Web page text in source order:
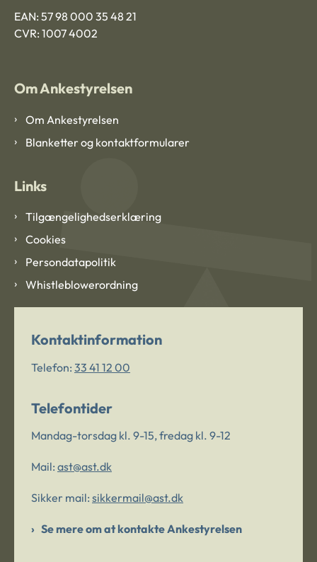
EAN: 57 98 000 35 48 21
CVR: 1007 4002
Om Ankestyrelsen
Om Ankestyrelsen
Blanketter og kontaktformularer
Links
Tilgængelighedserklæring
Cookies
Persondatapolitik
Whistleblowerordning
Kontaktinformation
Telefon: 33 41 12 00
Telefontider
Mandag-torsdag kl. 9-15, fredag kl. 9-12
Mail: ast@ast.dk
Sikker mail: sikkermail@ast.dk
Se mere om at kontakte Ankestyrelsen